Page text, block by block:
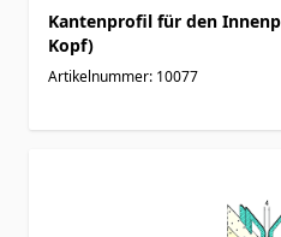
Kantenprofil für den
Kopf)
Artikelnummer: 10077